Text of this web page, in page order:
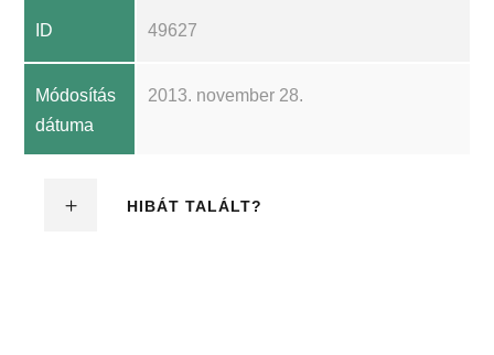
ID 49627
Módosítás
dátuma
2013. november 28.
HIBÁT TALÁLT?